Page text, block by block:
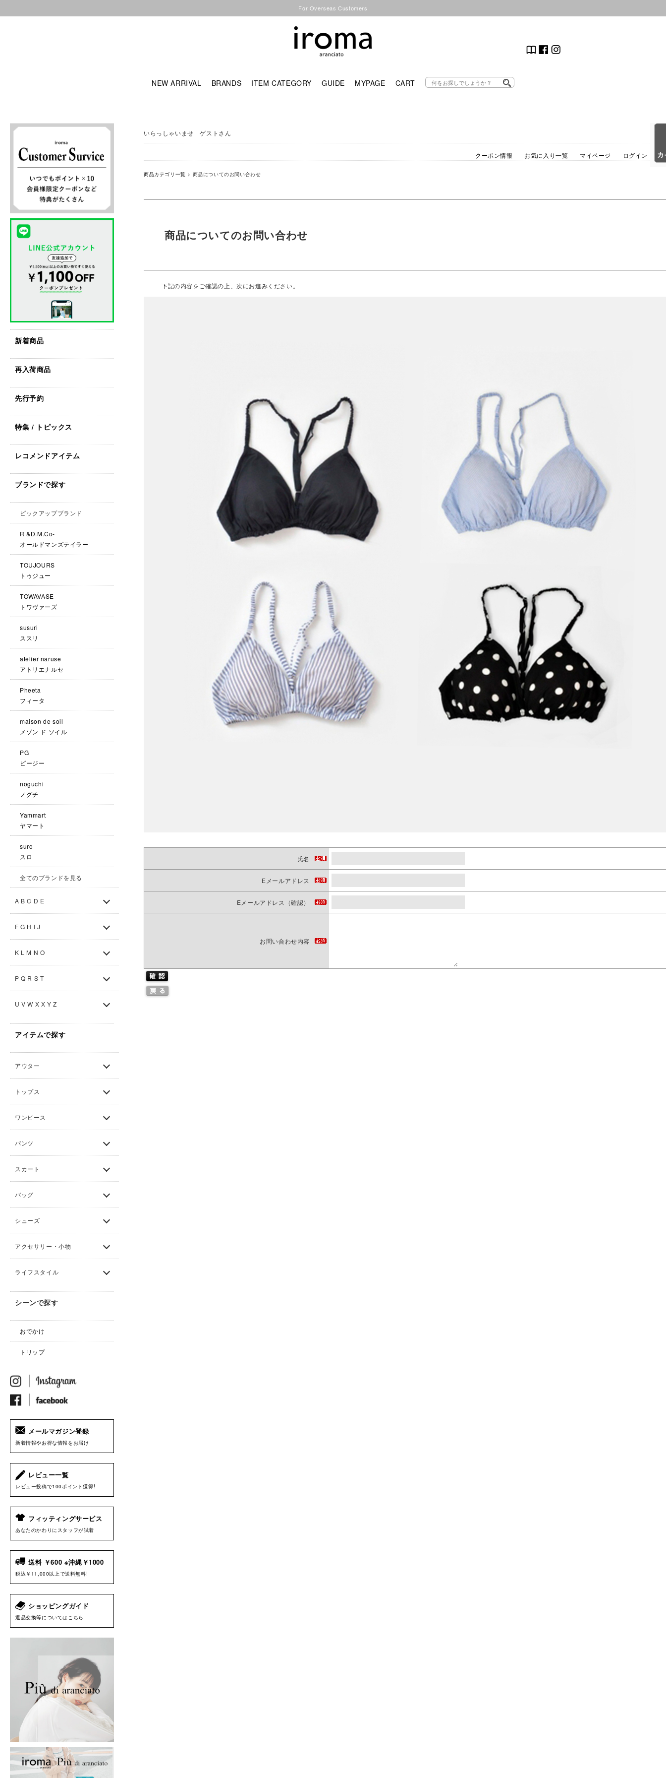
For Overseas Customers
NEW ARRIVAL BRANDS ITEM CATEGORY GUIDE MYPAGE CART
新着商品
再入荷商品
先行予約
特集 / トピックス
レコメンドアイテム
ブランドで探す
ピックアップブランド
R &D.M.Co-
オールドマンズテイラー
TOUJOURS
トゥジュー
TOWAVASE
トワヴァーズ
susuri
ススリ
atelier naruse
アトリエナルセ
Pheeta
フィータ
maison de soil
メゾン ド ソイル
PG
ピージー
noguchi
ノグチ
Yammart
ヤマート
suro
スロ
全てのブランドを見る
A B C D E
F G H I J
K L M N O
P Q R S T
U V W X X Y Z
アイテムで探す
アウター
トップス
ワンピース
パンツ
スカート
バッグ
シューズ
アクセサリー・小物
ライフスタイル
シーンで探す
おでかけ
トリップ
メールマガジン登録
新着情報やお得な情報をお届け
レビュー一覧
レビュー投稿で100ポイント獲得!
フィッティングサービス
あなたのかわりにスタッフが試着
送料 ￥600 ※沖縄￥1000
税込￥11,000以上で送料無料!
ショッピングガイド
返品交換等についてはこちら
いらっしゃいませ ゲストさん
クーポン情報 お気に入り一覧 マイページ ログイン
商品カテゴリ一覧 > 商品についてのお問い合わせ
商品についてのお問い合わせ
下記の内容をご確認の上、次にお進みください。
氏名
Eメールアドレス
Eメールアドレス（確認）
お問い合わせ内容